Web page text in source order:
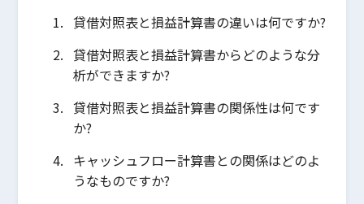
貸借対照表と損益計算書の違いは何ですか?
貸借対照表と損益計算書からどのような分
析ができますか?
貸借対照表と損益計算書の関係性は何です
か?
キャッシュフロー計算書との関係はどのよ
うなものですか?